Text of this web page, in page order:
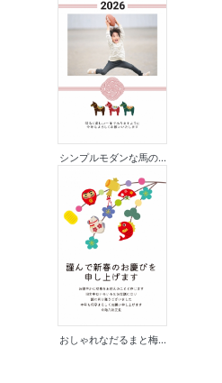
シンプルモダンな馬の...
おしゃれなだるまと梅...